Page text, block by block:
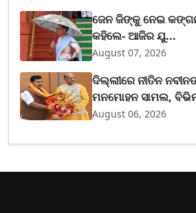
ଜେନ ଜିଙ୍କୁ ନେଇ
କହିଲେ- ଆଜିର ଯୁ...
August 07, 2026
ଦିଲ୍ଲୀରେ ନୀତିନ
ମନମୋହନ ସାମଲ,
August 06, 2026